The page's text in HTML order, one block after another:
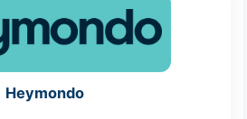
Heymondo